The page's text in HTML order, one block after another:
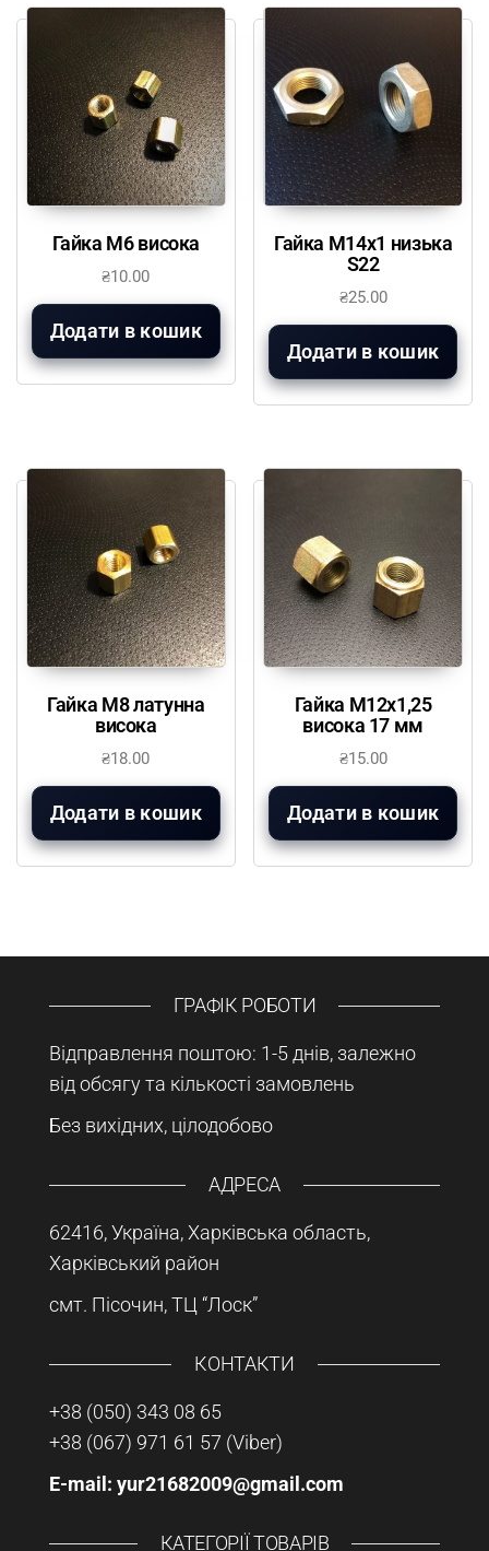
Гайка М6 висока
₴10.00
Додати в кошик
Гайка М14х1 низька
S22
₴25.00
Додати в кошик
Гайка М8 латунна
висока
₴18.00
Додати в кошик
Гайка М12х1,25
висока 17 мм
₴15.00
Додати в кошик
ГРАФІК РОБОТИ
Відправлення поштою: 1-5 днів, залежно
від обсягу та кількості замовлень
Без вихідних, цілодобово
АДРЕСА
62416, Україна, Харківська область,
Харківський район
смт. Пісочин, ТЦ “Лоск”
КОНТАКТИ
+38 (050) 343 08 65
+38 (067) 971 61 57 (Viber)
E-mail: yur21682009@gmail.com
КАТЕГОРІЇ ТОВАРІВ